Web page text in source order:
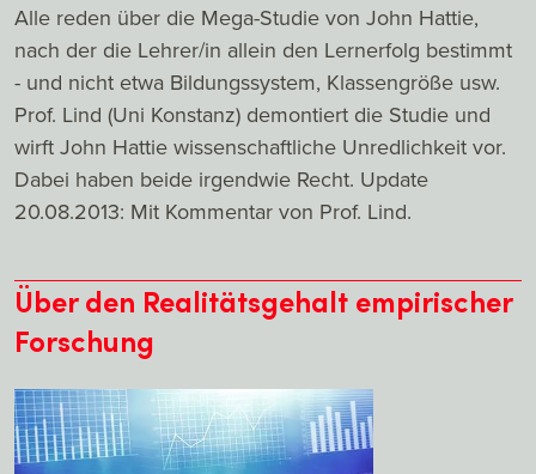
Alle reden über die Mega-Studie von John Hattie,
nach der die Lehrer/in allein den Lernerfolg bestimmt
- und nicht etwa Bildungssystem, Klassengröße usw.
Prof. Lind (Uni Konstanz) demontiert die Studie und
wirft John Hattie wissenschaftliche Unredlichkeit vor.
Dabei haben beide irgendwie Recht. Update
20.08.2013: Mit Kommentar von Prof. Lind.
Über den Realitätsgehalt empirischer
Forschung